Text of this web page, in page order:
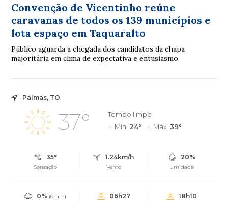
Convenção de Vicentinho reúne
caravanas de todos os 139 municípios e
lota espaço em Taquaralto
Público aguarda a chegada dos candidatos da chapa
majoritária em clima de expectativa e entusiasmo
Palmas, TO
37°
Tempo limpo
Mín. 24° Máx. 39°
35°
Sensação
1.24km/h
Vento
20%
Umidade
0% (0mm)
06h27 18h10